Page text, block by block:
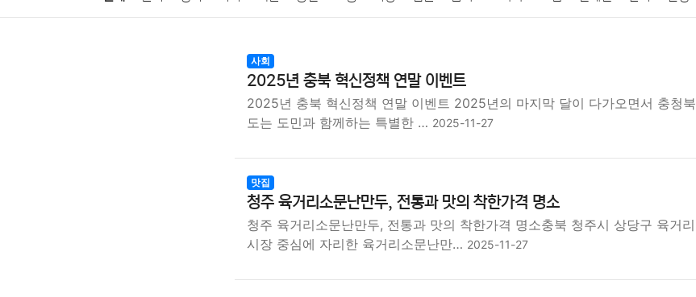
기술 종교 사회 정치 건강 의료
사회
2025년 충북 혁신정책 연말 이벤트
2025년 충북 혁신정책 연말 이벤트 2025년의 마지막 달이 다가오면서 충청북
도는 도민과 함께하는 특별한 … 2025-11-27
맛집
청주 육거리소문난만두, 전통과 맛의 착한가격 명소
청주 육거리소문난만두, 전통과 맛의 착한가격 명소충북 청주시 상당구 육거리
시장 중심에 자리한 육거리소문난만… 2025-11-27